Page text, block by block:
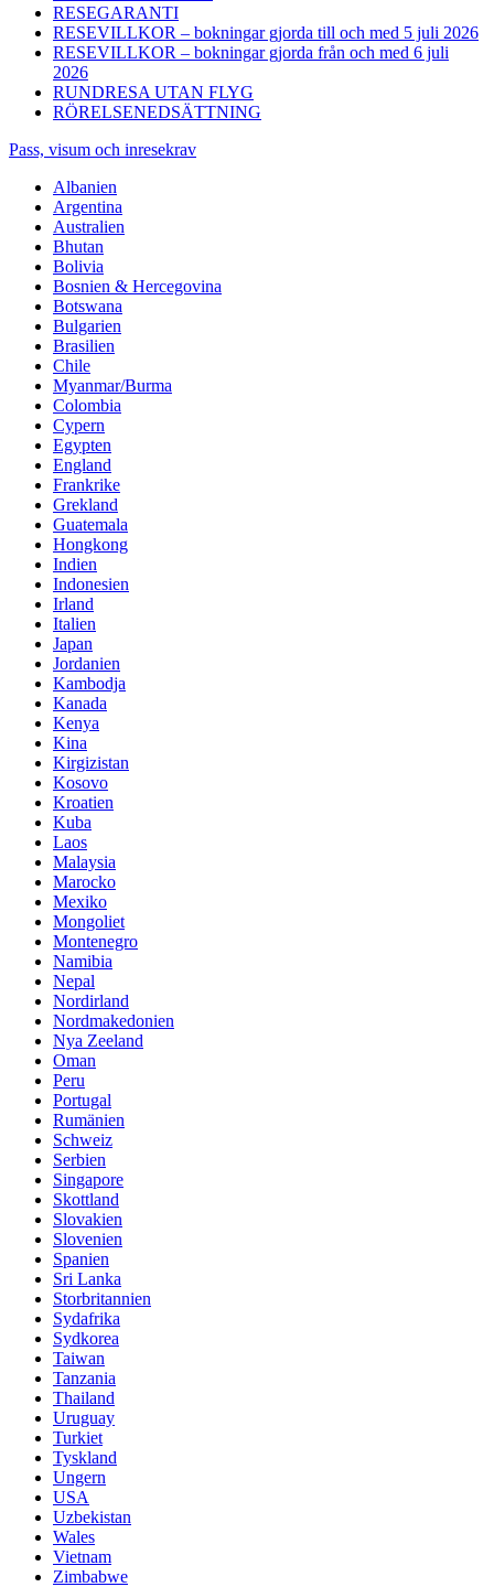
RESEGARANTI
RESEVILLKOR – bokningar gjorda till och med 5 juli 2026
RESEVILLKOR – bokningar gjorda från och med 6 juli
2026
RUNDRESA UTAN FLYG
RÖRELSENEDSÄTTNING
Pass, visum och inresekrav
Albanien
Argentina
Australien
Bhutan
Bolivia
Bosnien & Hercegovina
Botswana
Bulgarien
Brasilien
Chile
Myanmar/Burma
Colombia
Cypern
Egypten
England
Frankrike
Grekland
Guatemala
Hongkong
Indien
Indonesien
Irland
Italien
Japan
Jordanien
Kambodja
Kanada
Kenya
Kina
Kirgizistan
Kosovo
Kroatien
Kuba
Laos
Malaysia
Marocko
Mexiko
Mongoliet
Montenegro
Namibia
Nepal
Nordirland
Nordmakedonien
Nya Zeeland
Oman
Peru
Portugal
Rumänien
Schweiz
Serbien
Singapore
Skottland
Slovakien
Slovenien
Spanien
Sri Lanka
Storbritannien
Sydafrika
Sydkorea
Taiwan
Tanzania
Thailand
Uruguay
Turkiet
Tyskland
Ungern
USA
Uzbekistan
Wales
Vietnam
Zimbabwe